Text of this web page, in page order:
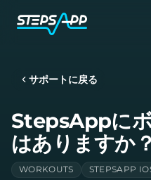
サポートに戻る
StepsAppに
はありますか？
WORKOUTS STEPSAPP